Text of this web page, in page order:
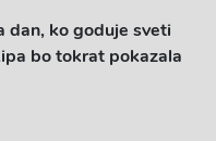
dan, ko goduje sveti
bo tokrat pokazala